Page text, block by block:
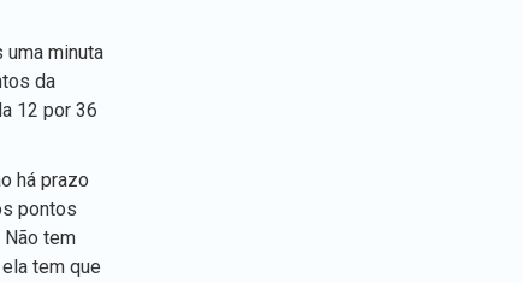
minuta
da
12 por 36
há prazo
pontos
tem
tem que